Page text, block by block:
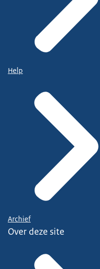
Help
Archief
Over deze site